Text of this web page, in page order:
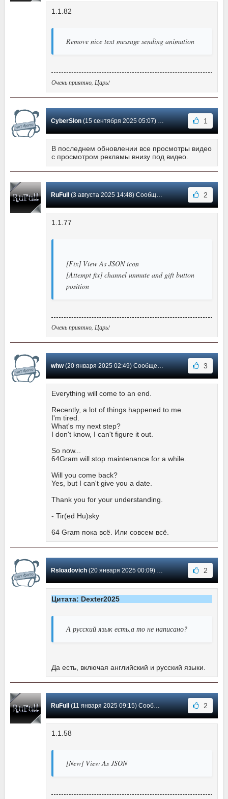
1.1.82
Remove nice text message sending animation
Очень приятно, Царь!
CyberSlon(15 сентября 2025 05:07) Сообщение #34 1
В последнем обновлении все просмотры видео
с просмотром рекламы внизу под видео.
RuFull(3 августа 2025 14:48) Сообщение #33 2
1.1.77
[Fix] View As JSON icon
[Attempt fix] channel unmute and gift button
position
Очень приятно, Царь!
whw(20 января 2025 02:49) Сообщение #32 3
Everything will come to an end.
Recently, a lot of things happened to me.
I'm tired.
What's my next step?
I don't know, I can't figure it out.
So now...
64Gram will stop maintenance for a while.
Will you come back?
Yes, but I can't give you a date.
Thank you for your understanding.
- Tir(ed Hu)sky
64 Gram пока всё. Или совсем всё.
Rsloadovich(20 января 2025 00:09) Сообщение #31 2
Цитата: Dexter2025
А русский язык есть,а то не написано?
Да есть, включая английский и русский языки.
RuFull(11 января 2025 09:15) Сообщение #30 2
1.1.58
[New] View As JSON